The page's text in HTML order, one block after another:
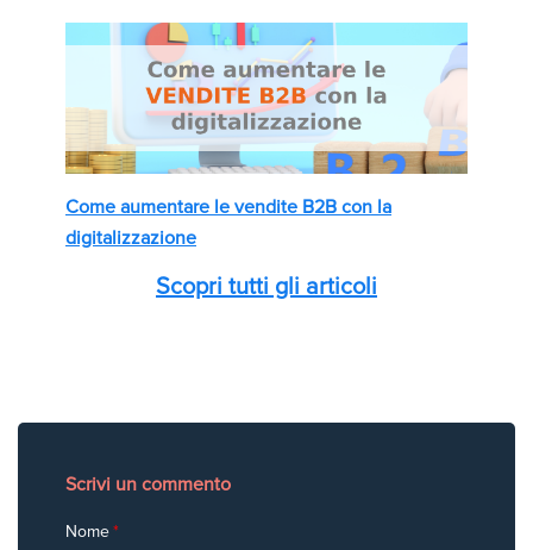
Come aumentare le vendite B2B con la
digitalizzazione
Scopri tutti gli articoli
Scrivi un commento
Nome*